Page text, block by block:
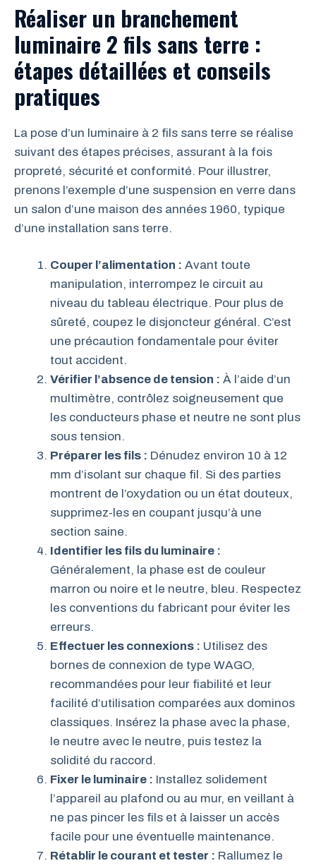
Réaliser un branchement
luminaire 2 fils sans terre :
étapes détaillées et conseils
pratiques
La pose d’un luminaire à 2 fils sans terre se réalise
suivant des étapes précises, assurant à la fois
propreté, sécurité et conformité. Pour illustrer,
prenons l’exemple d’une suspension en verre dans
un salon d’une maison des années 1960, typique
d’une installation sans terre.
Couper l’alimentation : Avant toute
manipulation, interrompez le circuit au
niveau du tableau électrique. Pour plus de
sûreté, coupez le disjoncteur général. C’est
une précaution fondamentale pour éviter
tout accident.
Vérifier l’absence de tension : À l’aide d’un
multimètre, contrôlez soigneusement que
les conducteurs phase et neutre ne sont plus
sous tension.
Préparer les fils : Dénudez environ 10 à 12
mm d’isolant sur chaque fil. Si des parties
montrent de l’oxydation ou un état douteux,
supprimez-les en coupant jusqu’à une
section saine.
Identifier les fils du luminaire :
Généralement, la phase est de couleur
marron ou noire et le neutre, bleu. Respectez
les conventions du fabricant pour éviter les
erreurs.
Effectuer les connexions : Utilisez des
bornes de connexion de type WAGO,
recommandées pour leur fiabilité et leur
facilité d’utilisation comparées aux dominos
classiques. Insérez la phase avec la phase,
le neutre avec le neutre, puis testez la
solidité du raccord.
Fixer le luminaire : Installez solidement
l’appareil au plafond ou au mur, en veillant à
ne pas pincer les fils et à laisser un accès
facile pour une éventuelle maintenance.
Rétablir le courant et tester : Rallumez le